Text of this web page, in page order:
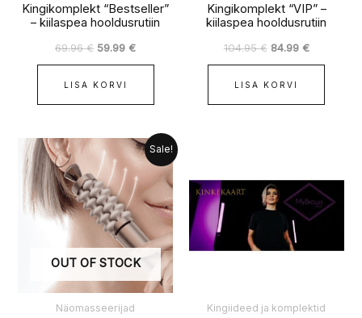
Kingikomplekt “Bestseller”
– kiilaspea hooldusrutiin
69.96€ 59.99€
LISA KORVI
Kingikomplekt “VIP” –
kiilaspea hooldusrutiin
104.95€ 84.99 €
LISA KORVI
Sale!
OUT OF STOCK
Näomasseerijad
Algne
hind
oli:
139.99 €.
Praegune
hind
124.99 €.
Kingiideed ja komplektid
349.00
on
mitu
varianti.